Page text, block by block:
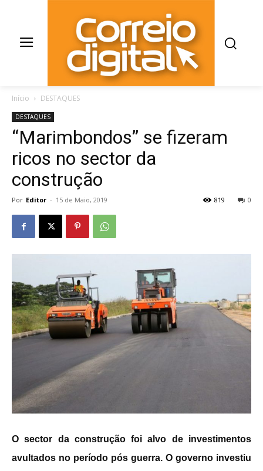
Início DESTAQUES
DESTAQUES
“Marimbondos” se fizeram
ricos no sector da
construção
Por Editor - 15 de Maio, 2019 0
819
O sector da construção foi alvo de investimentos
avultados no período pós guerra. O governo investiu